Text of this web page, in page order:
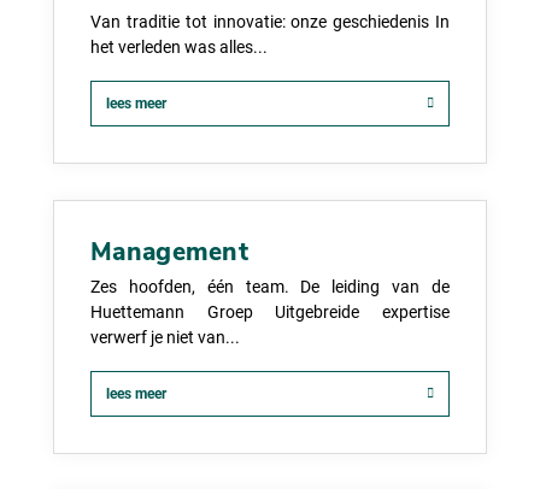
Van traditie tot innovatie: onze geschiedenis In
het verleden was alles...
lees meer
Management
Zes hoofden, één team. De leiding van de
Huettemann Groep Uitgebreide expertise
verwerf je niet van...
lees meer